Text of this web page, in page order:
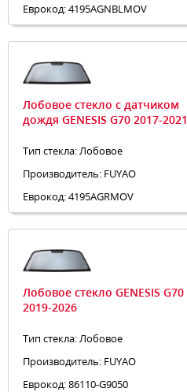
Еврокод: 4195AGNBLMOV
Лобовое стекло с датчиком
дождя GENESIS G70 2017-2021
Тип стекла: Лобовое
Производитель: FUYAO
Еврокод: 4195AGRMOV
Лобовое стекло GENESIS G70
2019-2026
Тип стекла: Лобовое
Производитель: FUYAO
Еврокод: 86110-G9050